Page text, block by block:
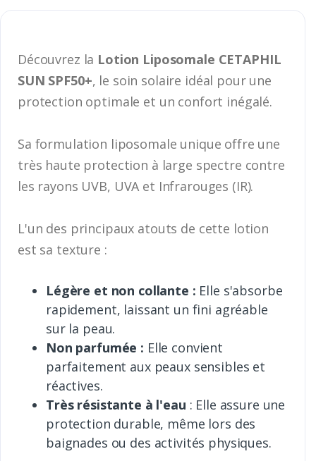
Découvrez la Lotion Liposomale CETAPHIL
SUN SPF50+, le soin solaire idéal pour une
protection optimale et un confort inégalé.
Sa formulation liposomale unique offre une
très haute protection à large spectre contre
les rayons UVB, UVA et Infrarouges (IR).
L'un des principaux atouts de cette lotion
est sa texture :
Légère et non collante : Elle s'absorbe
rapidement, laissant un fini agréable
sur la peau.
Non parfumée : Elle convient
parfaitement aux peaux sensibles et
réactives.
Très résistante à l'eau : Elle assure une
protection durable, même lors des
baignades ou des activités physiques.